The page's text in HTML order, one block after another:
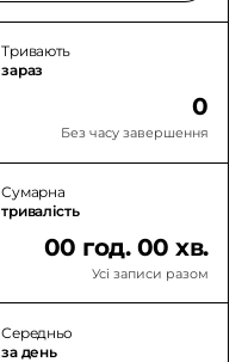
Тривають
зараз
0
Без часу завершення
Сумарна
тривалість
00 год. 00 хв.
Усі записи разом
Середньо
за день